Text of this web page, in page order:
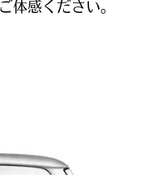
体感ください。